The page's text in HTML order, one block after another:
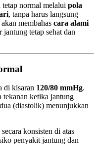
normal melalui pola
, tanpa harus langsung
membahas cara alami
jantung tetap sehat dan
di kisaran 120/80 mmHg.
ketika jantung
(diastolik) menunjukkan
konsisten di atas
penyakit jantung dan